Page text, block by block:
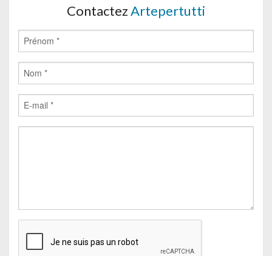
ContactezArtepertutti